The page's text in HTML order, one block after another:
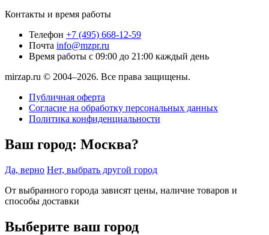
Контакты и время работы
Телефон +7 (495) 668-12-59
Почта info@mzpr.ru
Время работы с 09:00 до 21:00 каждый день
mirzap.ru © 2004–2026. Все права защищены.
Публичная оферта
Согласие на обработку персональных данных
Политика конфиденциальности
Ваш город: Москва?
Да, верно Нет, выбрать другой город
От выбранного города зависят цены, наличие товаров и
способы доставки
Выберите ваш город